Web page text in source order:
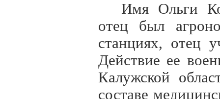
Имя Ольги
отец был
станциях, отец
Действие ее
Калужской
составе